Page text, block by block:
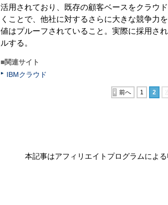
活用されており、既存の顧客ベースをクラウ
くことで、他社に対するさらに大きな競争力
値はプルーフされていること。実際に採用さ
ルする。
■関連サイト
IBMクラウド
前へ 1 2
本記事はアフィリエイトプログラムによ